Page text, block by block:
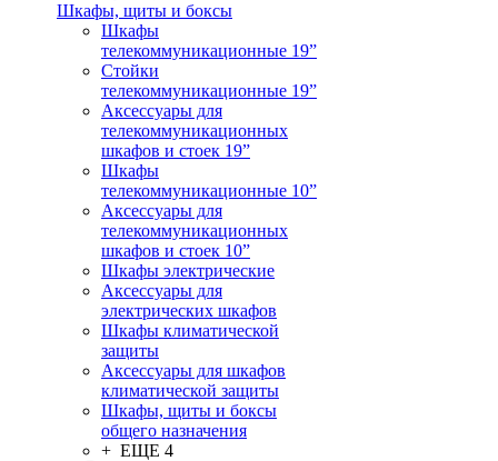
Шкафы, щиты и боксы
Шкафы
телекоммуникационные 19”
Стойки
телекоммуникационные 19”
Аксессуары для
телекоммуникационных
шкафов и стоек 19”
Шкафы
телекоммуникационные 10”
Аксессуары для
телекоммуникационных
шкафов и стоек 10”
Шкафы электрические
Аксессуары для
электрических шкафов
Шкафы климатической
защиты
Аксессуары для шкафов
климатической защиты
Шкафы, щиты и боксы
общего назначения
+ ЕЩЕ 4